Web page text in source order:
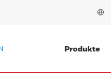
Produkte